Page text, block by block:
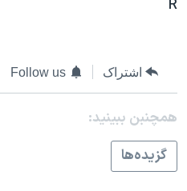
دادگاه حمید نوری
اعتراضات مردمی آبان ۹۸
R
اشتراک Follow us
همچنبن ببینید:
گزيده‌ها